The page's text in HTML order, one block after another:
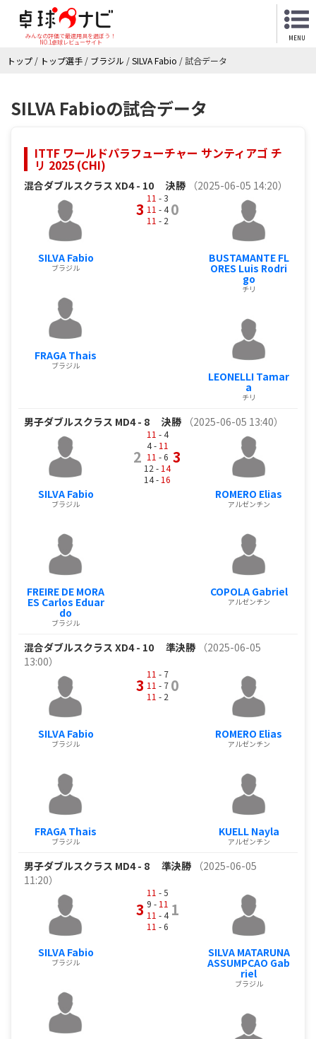
みんなの評価で最適用具を選ぼう！
NO.1卓球レビューサイト
MENU
トップ / トップ選手 / ブラジル /SILVA Fabio /試合データ
SILVA Fabioの試合データ
ITTF ワールドパラフューチャー サンティアゴ チ
リ 2025 (CHI)
混合ダブルスクラス XD4 - 10 決勝 （2025-06-05 14:20）
SILVA Fabio
ブラジル
FRAGA Thais
ブラジル
3
11 - 3
11 - 4
11 - 2
0
BUSTAMANTE FL
ORES Luis Rodri
go
チリ
LEONELLI Tamar
a
チリ
男子ダブルスクラス MD4 - 8 決勝 （2025-06-05 13:40）
SILVA Fabio
ブラジル
FREIRE DE MORA
ES Carlos Eduar
do
ブラジル
2
11 - 4
4 - 11
11 - 6
12 - 14
14 - 16
3
ROMERO Elias
アルゼンチン
COPOLA Gabriel
アルゼンチン
混合ダブルスクラス XD4 - 10 準決勝
（2025-06-05
13:00）
SILVA Fabio
ブラジル
FRAGA Thais
ブラジル
3
11 - 7
11 - 7
11 - 2
0
ROMERO Elias
アルゼンチン
KUELL Nayla
アルゼンチン
男子ダブルスクラス MD4 - 8 準決勝
（2025-06-05
11:20）
SILVA Fabio
ブラジル
3
11 - 5
9 - 11
11 - 4
11 - 6
1
SILVA MATARUNA
ASSUMPCAO Gab
riel
ブラジル